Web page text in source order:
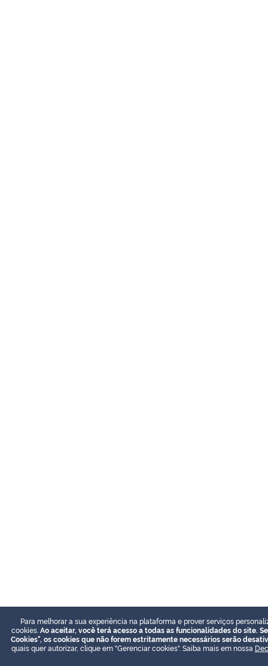
Para melhorar a sua experiência na plataforma e prover serviços
cookies. Ao aceitar, você terá acesso a todas as funcionalidades do site.
Cookies", os cookies que não forem estritamente necessários serão
quais quer autorizar, clique em "Gerenciar cookies". Saiba mais em nossa